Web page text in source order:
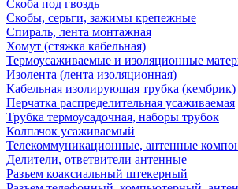
Скоба под гвоздь
Скобы, серьги, зажимы крепежные
Спираль, лента монтажная
Хомут (стяжка кабельная)
Термоусаживаемые и изоляционные
Изолента (лента изоляционная)
Кабельная изолирующая трубка (кембрик)
Перчатка распределительная усаживаемая
Трубка термоусадочная, наборы трубок
Колпачок усаживаемый
Телекоммуникационные, антенные
Делители, ответвители антенные
Разъем коаксиальный штекерный